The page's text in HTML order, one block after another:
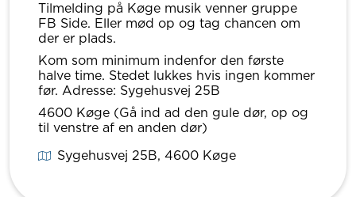
Tilmelding på Køge musik venner gruppe
FB Side. Eller mød op og tag chancen om
der er plads.
Kom som minimum indenfor den første
halve time. Stedet lukkes hvis ingen kommer
før. Adresse: Sygehusvej 25B
4600 Køge (Gå ind ad den gule dør, op og
til venstre af en anden dør)
Sygehusvej 25B, 4600Køge